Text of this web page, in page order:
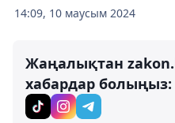
14:09, 10 маусым 2024
Жаңалықтан
хабардар болыңыз: